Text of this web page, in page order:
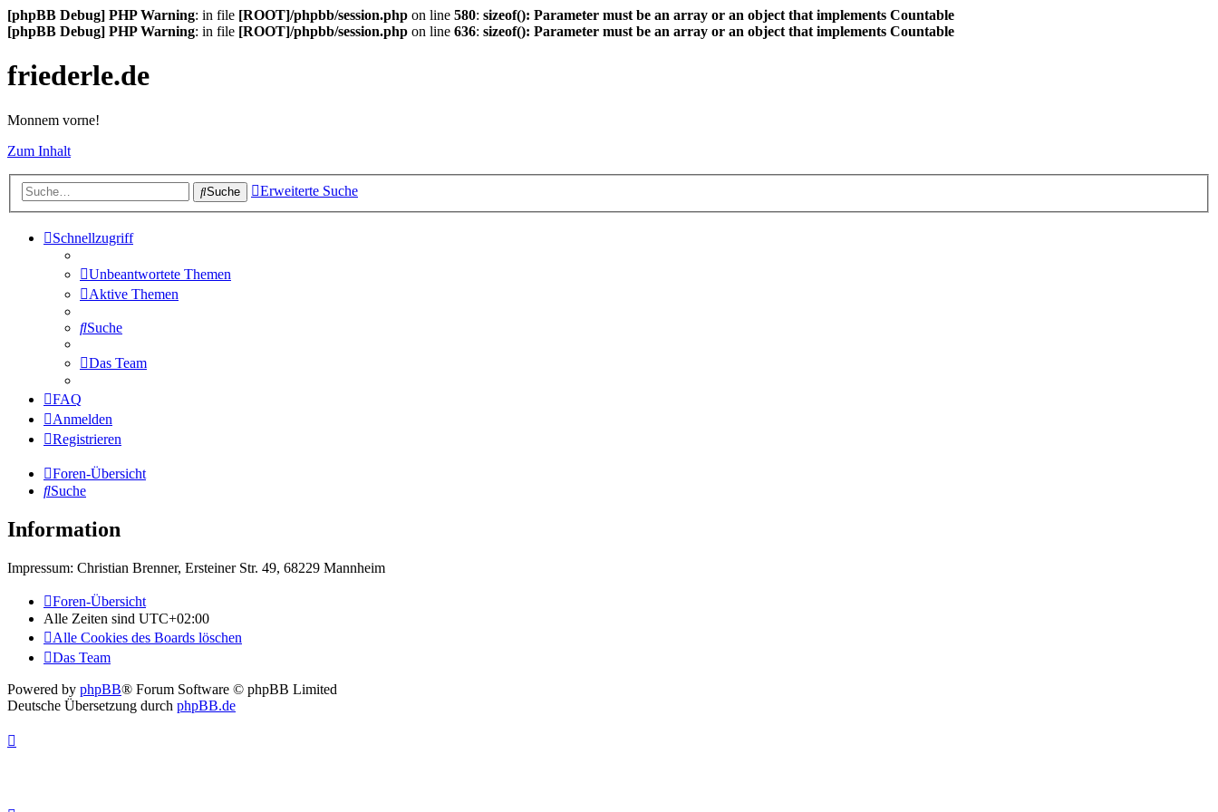
[phpBB Debug] PHP Warning: in file [ROOT]/phpbb/session.php on line 580: sizeof(): Parameter must be an array or an object that implements Countable
[phpBB Debug] PHP Warning: in file [ROOT]/phpbb/session.php on line 636: sizeof(): Parameter must be an array or an object that implements Countable
friederle.de
Monnem vorne!
Zum Inhalt
Suche Erweiterte Suche
Schnellzugriff
Unbeantwortete Themen
Aktive Themen
Suche
Das Team
FAQ
Anmelden
Registrieren
Foren-Übersicht
Suche
Information
Impressum: Christian Brenner, Ersteiner Str. 49, 68229 Mannheim
Foren-Übersicht
Alle Zeiten sind UTC+02:00
Alle Cookies des Boards löschen
Das Team
Powered by phpBB® Forum Software © phpBB Limited
Deutsche Übersetzung durch phpBB.de